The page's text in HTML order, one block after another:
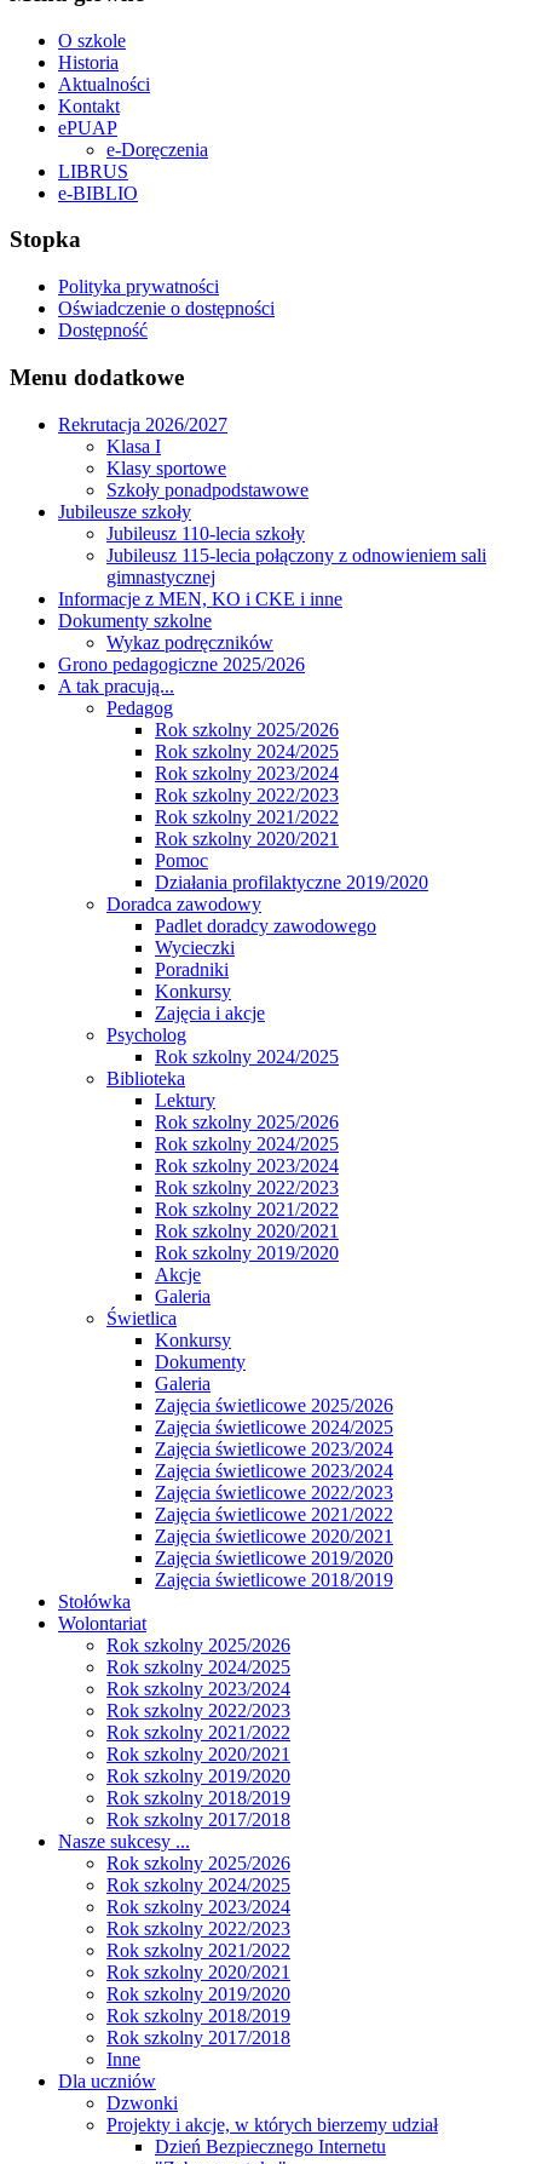
O szkole
Historia
Aktualności
Kontakt
ePUAP
e-Doręczenia
LIBRUS
e-BIBLIO
Stopka
Polityka prywatności
Oświadczenie o dostępności
Dostępność
Menu dodatkowe
Rekrutacja 2026/2027
Klasa I
Klasy sportowe
Szkoły ponadpodstawowe
Jubileusze szkoły
Jubileusz 110-lecia szkoły
Jubileusz 115-lecia połączony z odnowieniem sali
gimnastycznej
Informacje z MEN, KO i CKE i inne
Dokumenty szkolne
Wykaz podręczników
Grono pedagogiczne 2025/2026
A tak pracują...
Pedagog
Rok szkolny 2025/2026
Rok szkolny 2024/2025
Rok szkolny 2023/2024
Rok szkolny 2022/2023
Rok szkolny 2021/2022
Rok szkolny 2020/2021
Pomoc
Działania profilaktyczne 2019/2020
Doradca zawodowy
Padlet doradcy zawodowego
Wycieczki
Poradniki
Konkursy
Zajęcia i akcje
Psycholog
Rok szkolny 2024/2025
Biblioteka
Lektury
Rok szkolny 2025/2026
Rok szkolny 2024/2025
Rok szkolny 2023/2024
Rok szkolny 2022/2023
Rok szkolny 2021/2022
Rok szkolny 2020/2021
Rok szkolny 2019/2020
Akcje
Galeria
Świetlica
Konkursy
Dokumenty
Galeria
Zajęcia świetlicowe 2025/2026
Zajęcia świetlicowe 2024/2025
Zajęcia świetlicowe 2023/2024
Zajęcia świetlicowe 2023/2024
Zajęcia świetlicowe 2022/2023
Zajęcia świetlicowe 2021/2022
Zajęcia świetlicowe 2020/2021
Zajęcia świetlicowe 2019/2020
Zajęcia świetlicowe 2018/2019
Stołówka
Wolontariat
Rok szkolny 2025/2026
Rok szkolny 2024/2025
Rok szkolny 2023/2024
Rok szkolny 2022/2023
Rok szkolny 2021/2022
Rok szkolny 2020/2021
Rok szkolny 2019/2020
Rok szkolny 2018/2019
Rok szkolny 2017/2018
Nasze sukcesy ...
Rok szkolny 2025/2026
Rok szkolny 2024/2025
Rok szkolny 2023/2024
Rok szkolny 2022/2023
Rok szkolny 2021/2022
Rok szkolny 2020/2021
Rok szkolny 2019/2020
Rok szkolny 2018/2019
Rok szkolny 2017/2018
Inne
Dla uczniów
Dzwonki
Projekty i akcje, w których bierzemy udział
Dzień Bezpiecznego Internetu